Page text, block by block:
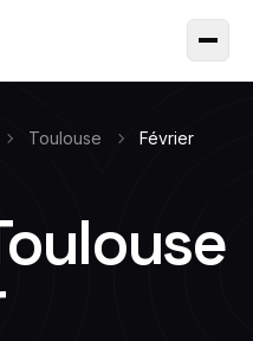
Toulouse Février